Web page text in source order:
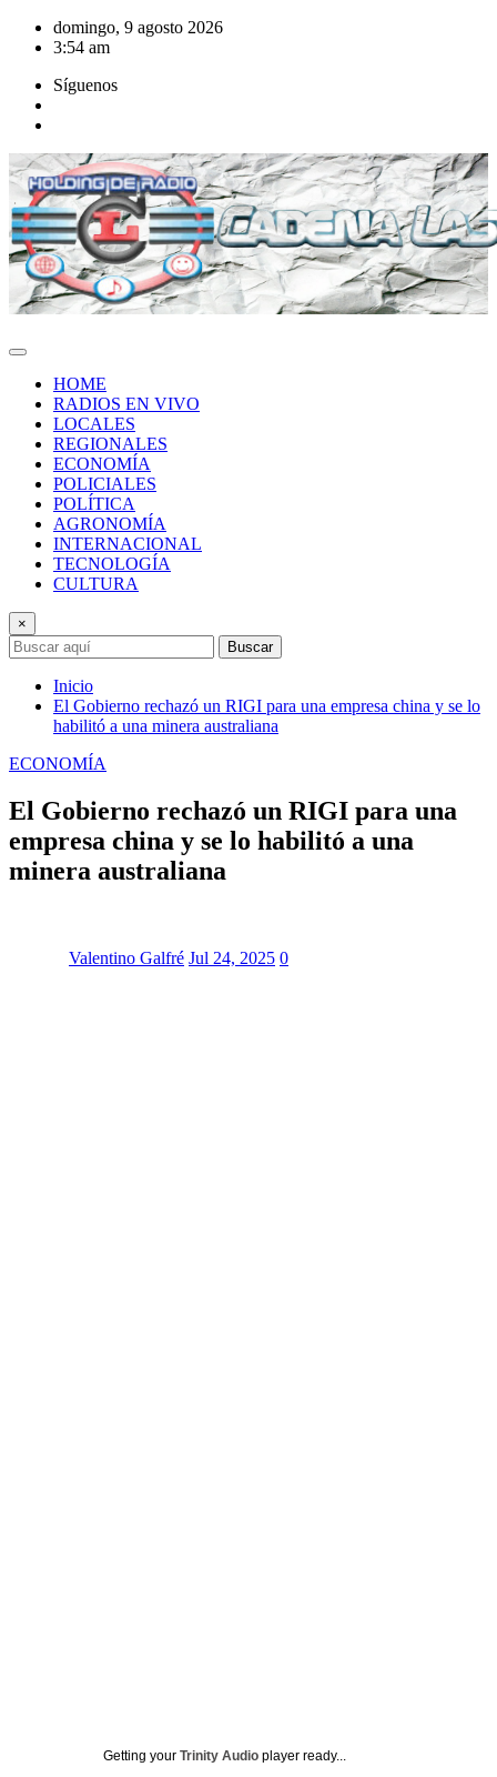
Saltar
domingo, 9 agosto 2026
3:54 am
Síguenos
HOME
RADIOS EN VIVO
LOCALES
REGIONALES
ECONOMÍA
POLICIALES
POLÍTICA
AGRONOMÍA
INTERNACIONAL
TECNOLOGÍA
CULTURA
×
Buscar
Inicio
El Gobierno rechazó un RIGI para una empresa china y se lo
habilitó a una minera australiana
ECONOMÍA
El Gobierno rechazó un RIGI para una
empresa china y se lo habilitó a una
minera australiana
Valentino Galfré Jul 24, 2025 0
Getting your Trinity Audio player ready...